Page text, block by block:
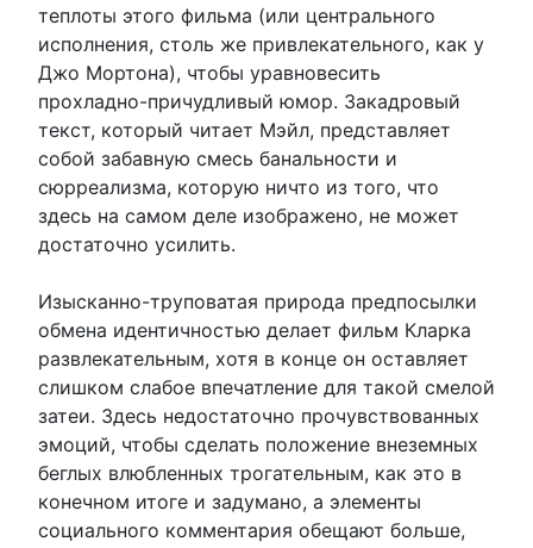
теплоты этого фильма (или центрального
исполнения, столь же привлекательного, как у
Джо Мортона), чтобы уравновесить
прохладно-причудливый юмор. Закадровый
текст, который читает Мэйл, представляет
собой забавную смесь банальности и
сюрреализма, которую ничто из того, что
здесь на самом деле изображено, не может
достаточно усилить.
Изысканно-труповатая природа предпосылки
обмена идентичностью делает фильм Кларка
развлекательным, хотя в конце он оставляет
слишком слабое впечатление для такой смелой
затеи. Здесь недостаточно прочувствованных
эмоций, чтобы сделать положение внеземных
беглых влюбленных трогательным, как это в
конечном итоге и задумано, а элементы
социального комментария обещают больше,